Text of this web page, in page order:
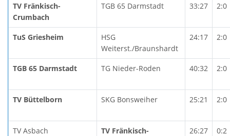
TV Fränkisch-
Crumbach
TGB 65 Darmstadt 33:27 2:0
TuS Griesheim
HSG
Weiterst./Braunshardt
24:17 2:0
TGB 65 Darmstadt TG Nieder-Roden 40:32 2:0
TV Büttelborn SKG Bonsweiher 25:21 2:0
TV Asbach
TV Fränkisch-
26:27 0:2